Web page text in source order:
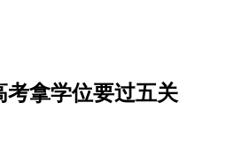
考拿学位要过五关